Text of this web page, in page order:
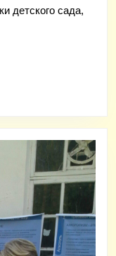
детского сада,